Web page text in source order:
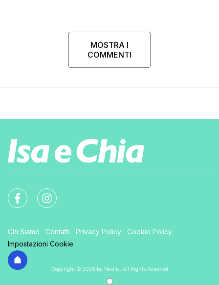
MOSTRA I
COMMENTI
Chi Siamo Contatti Privacy Policy
Cookie Policy
Impostazioni Cookie
Copyright © 2026 by Nexilia. All Rights Reserved